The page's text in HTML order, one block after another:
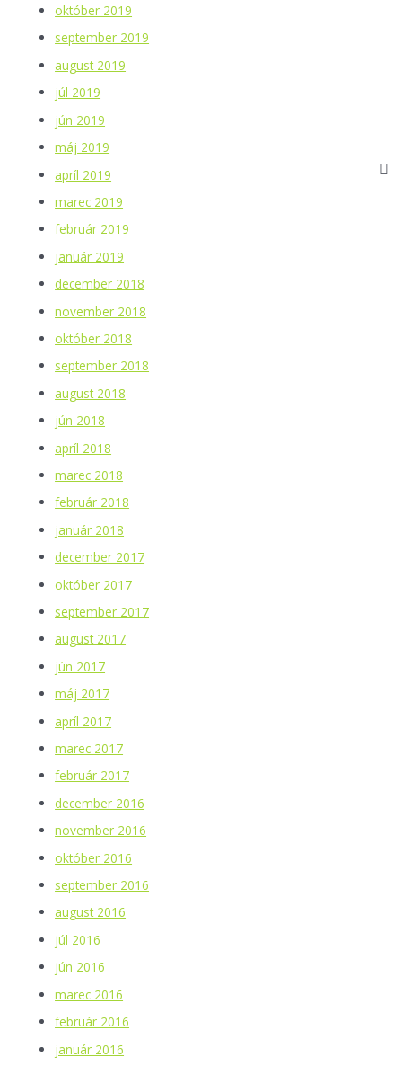
október 2019
september 2019
august 2019
júl 2019
jún 2019
máj 2019
apríl 2019
marec 2019
február 2019
január 2019
december 2018
november 2018
október 2018
september 2018
august 2018
jún 2018
apríl 2018
marec 2018
február 2018
január 2018
december 2017
október 2017
september 2017
august 2017
jún 2017
máj 2017
apríl 2017
marec 2017
február 2017
december 2016
november 2016
október 2016
september 2016
august 2016
júl 2016
jún 2016
marec 2016
február 2016
január 2016